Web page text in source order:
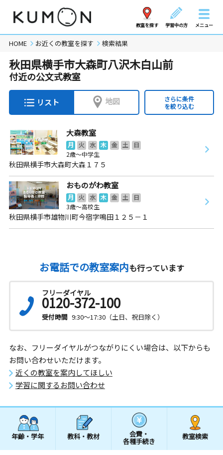
教室を探す 学習中の方 メニュー
HOME お近くの教室を探す 検索結果
秋田県横手市大森町八沢木白山前
付近の公文式教室
リスト 地図
さらに条件
を絞り込む
大森教室
月 火 水 木 金 土
日
2歳～中学生
秋田県横手市大森町大森１７５
おものがわ教室
月 火 水 木 金 土
日
3歳～高校生
秋田県横手市雄物川町今宿字鳴田１２５－１
お電話での教室案内も行っています
フリーダイヤル
0120-372-100
受付時間 9:30～17:30（土日、祝日除く）
なお、フリーダイヤルがつながりにくい場合は、以下からも
お問い合わせいただけます。
近くの教室を案内してほしい
学習に関するお問い合わせ
年齢・学年 教科・教材 会費・
各種手続き
教室検索